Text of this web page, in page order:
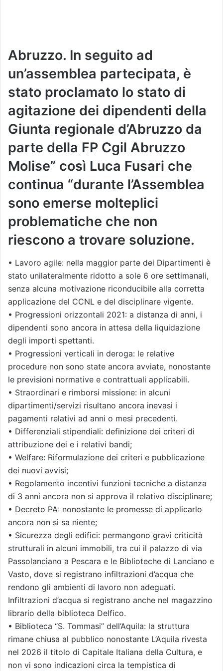
Abruzzo. In seguito ad
un’assemblea partecipata, è
stato proclamato lo stato di
agitazione dei dipendenti della
Giunta regionale d’Abruzzo da
parte della FP Cgil Abruzzo
Molise” così Luca Fusari che
continua “durante l’Assemblea
sono emerse molteplici
problematiche che non
riescono a trovare soluzione.
• Lavoro agile: nella maggior parte dei Dipartimenti è
stato unilateralmente ridotto a sole 6 ore settimanali,
senza alcuna motivazione riconducibile alla corretta
applicazione del CCNL e del disciplinare vigente.
• Progressioni orizzontali 2021: a distanza di anni, i
dipendenti sono ancora in attesa della liquidazione
degli importi spettanti.
• Progressioni verticali in deroga: le relative
procedure non sono state ancora avviate, nonostante
le previsioni normative e contrattuali applicabili.
• Straordinari e rimborsi missione: in alcuni
dipartimenti/servizi risultano ancora inevasi i
pagamenti relativi ad anni o mesi precedenti.
• Differenziali stipendiali: definizione dei criteri di
attribuzione dei e i relativi bandi;
• Welfare: Riformulazione dei criteri e pubblicazione
dei nuovi avvisi;
• Regolamento incentivi funzioni tecniche a distanza
di 3 anni ancora non si approva il relativo disciplinare;
• Decreto PA: nonostante le promesse di applicarlo
ancora non si sa niente;
• Sicurezza degli edifici: permangono gravi criticità
strutturali in alcuni immobili, tra cui il palazzo di via
Passolanciano a Pescara e le Biblioteche di Lanciano e
Vasto, dove si registrano infiltrazioni d’acqua che
rendono gli ambienti di lavoro non adeguati.
Infiltrazioni d’acqua si registrano anche nel magazzino
librario della biblioteca Delfico.
• Biblioteca “S. Tommasi” dell’Aquila: la struttura
rimane chiusa al pubblico nonostante L’Aquila rivesta
nel 2026 il titolo di Capitale Italiana della Cultura, e
non vi sono indicazioni circa la tempistica di